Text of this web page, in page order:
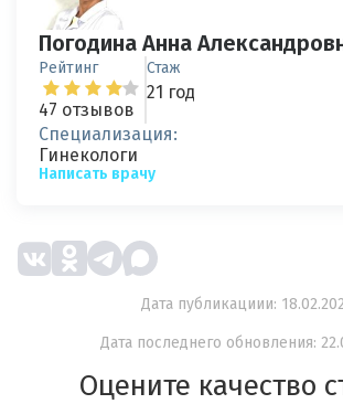
Погодина Анна
Рейтинг
47 отзывов
Стаж
21 год
Специализация:
Гинекологи
Написать врачу
Дата публикациии:
Дата последнего обновления:
Оцените качество